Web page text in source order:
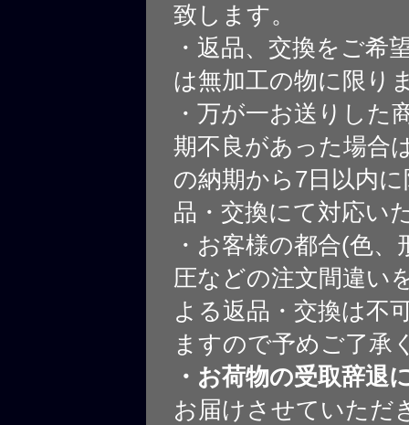
致します。
・返品、交換をご希
は無加工の物に限り
・万が一お送りした
期不良があった場合
の納期から7日以内
品・交換にて対応い
・お客様の都合(色、
圧などの注文間違い
よる返品・交換は不
ますので予めご了承
・お荷物の受取辞退
お届けさせていただ